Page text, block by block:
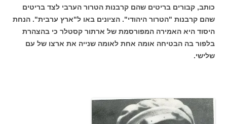
כותב, קבורים בריטים שהם קרבנות הטרור הערבי לצד בריטים
שהם קרבנות "הטרור היהודי". הציונים באו ל"ארץ ערבית". הנחת
היסוד היא האמירה המפורסמת של ארתור קסטלר כי בהצהרת
בלפור בה הבטיחה אומה אחת לאומה שנייה את ארצו של עם
שלישי.